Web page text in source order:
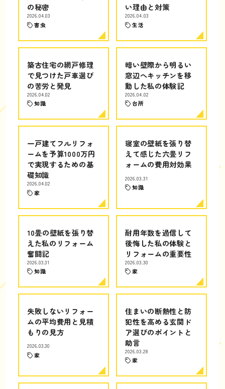
の秘密
2026.04.03
害虫
い理由と対策
2026.04.03
生活
築古住宅の網戸修理
で見つけた戸車選び
の苦労と発見
2026.04.02
知識
暗い壁際から明るい
窓辺へキッチンを移
動した私の体験記
2026.04.02
台所
一戸建てフルリフォ
ームを予算1000万円
で実現するための基
礎知識
2026.04.02
家
寝室の壁紙を張り替
えて感じた六畳リフ
ォームの費用対効果
2026.03.31
知識
10畳の壁紙を張り替
えた私のリフォーム
奮闘記
2026.03.31
知識
耐用年数を過信して
後悔した私の体験と
リフォームの重要性
2026.03.30
家
失敗しないリフォー
ムの平均費用と見積
もりの見方
2026.03.30
家
住まいの断熱性と防
犯性を高める玄関ド
ア選びのポイントと
助言
2026.03.28
家